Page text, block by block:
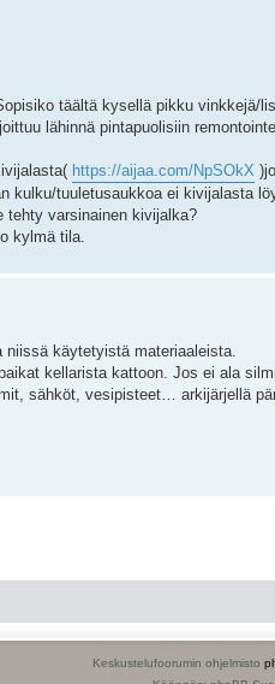
täältä kysellä pikku vinkkejä/
lähinnä pintapuolisiin
https://aijaa.com/NpSOkX
kulku/tuuletusaukkoa ei kivijalasta
tehty varsinainen kivijalka?
kylmä tila.
käytetyistä materiaaleista.
kellarista kattoon. Jos ei ala
sähköt, vesipisteet… arkijärjellä
Keskustelufoorumin ohjelmisto